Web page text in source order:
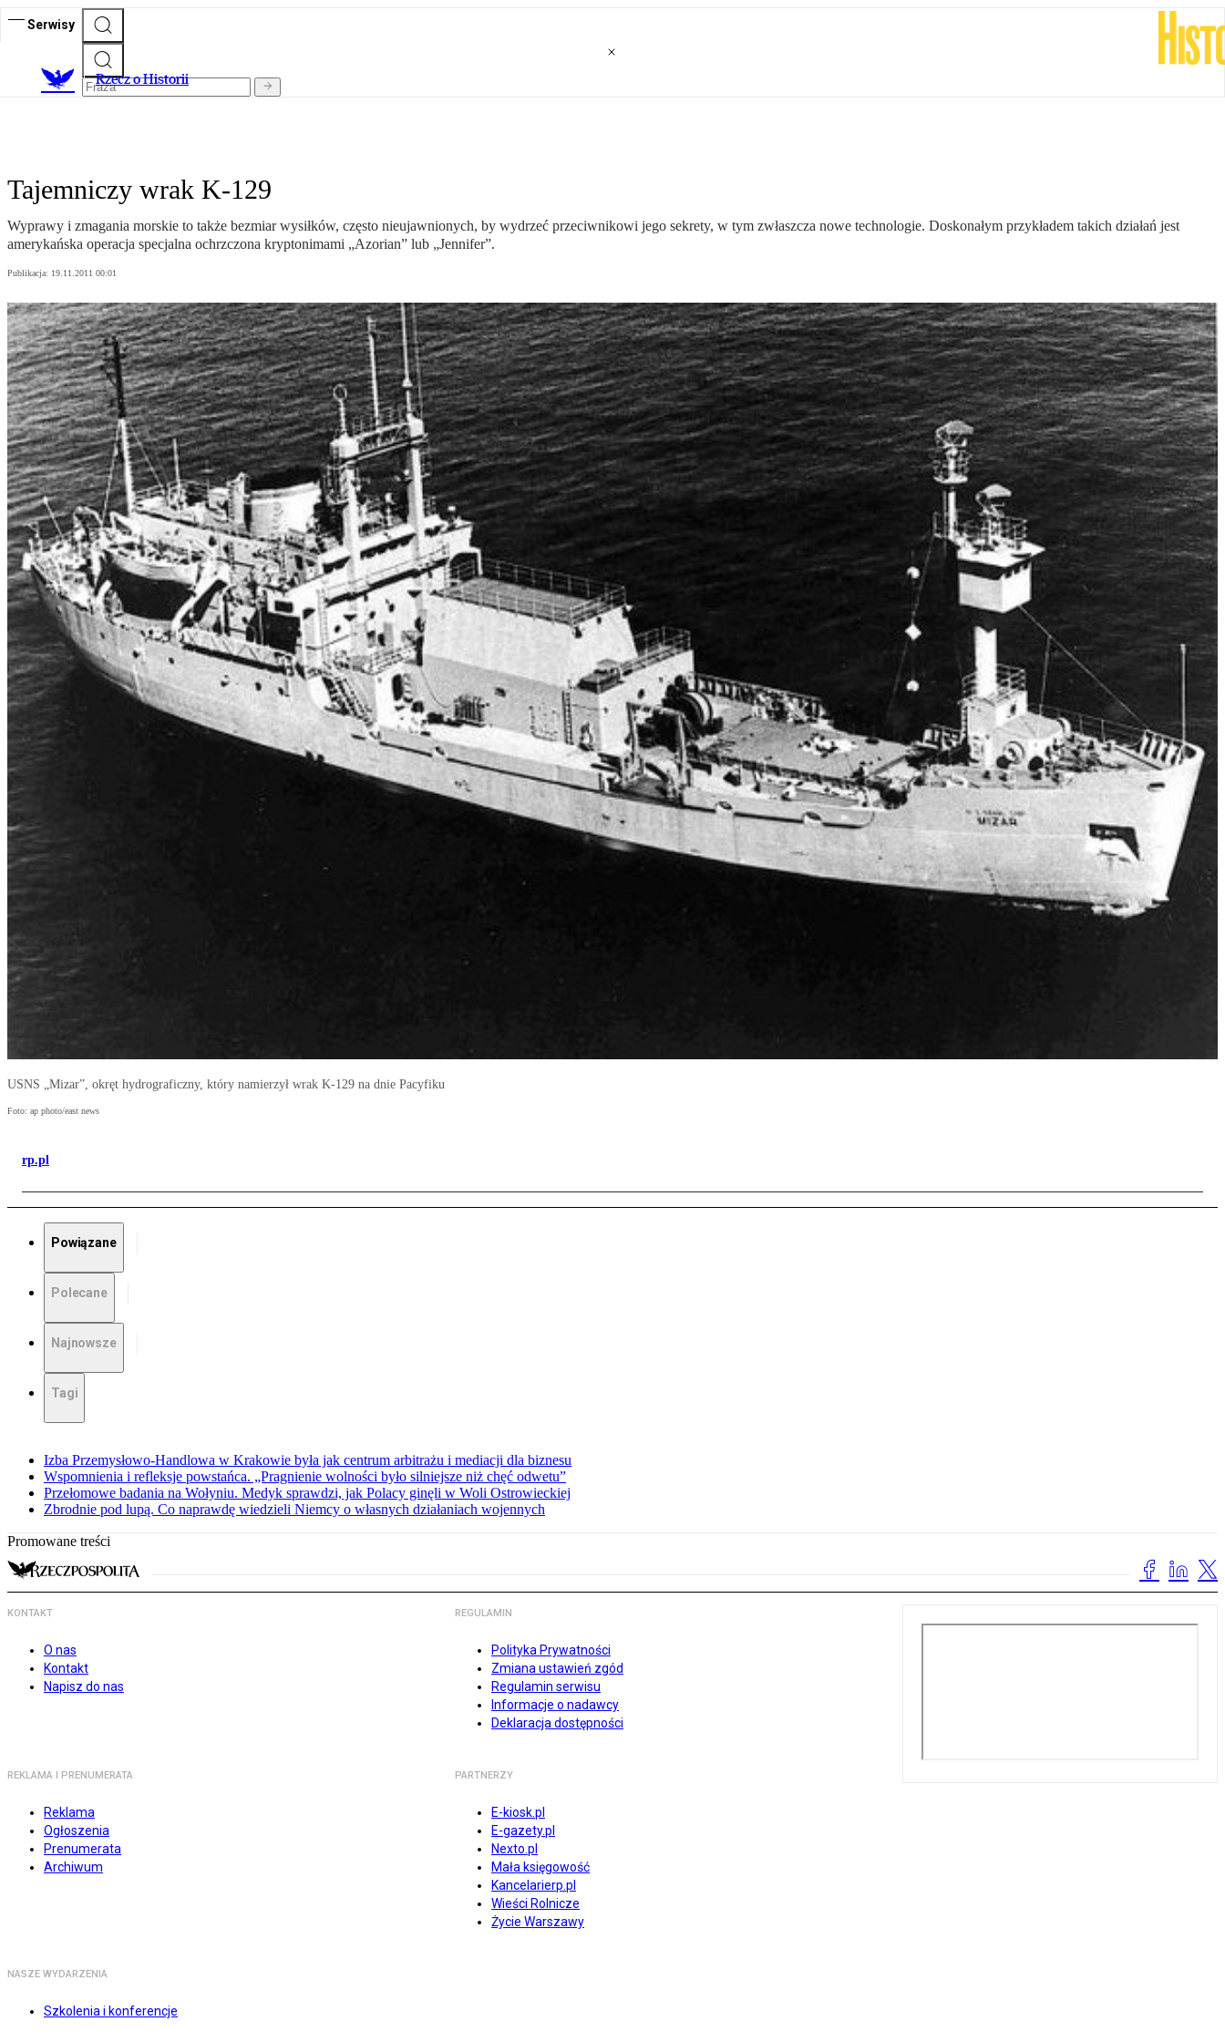
Serwisy
Rzecz o Historii
Tajemniczy wrak K-129
Wyprawy i zmagania morskie to także bezmiar wysiłków, często nieujawnionych, by wydrzeć przeciwnikowi jego sekrety, w tym zwłaszcza nowe technologie. Doskonałym przykładem takich działań jest
amerykańska operacja specjalna ochrzczona kryptonimami „Azorian” lub „Jennifer”.
Publikacja: 19.11.2011 00:01
USNS „Mizar”, okręt hydrograficzny, który namierzył wrak K-129 na dnie Pacyfiku
Foto: ap photo/east news
rp.pl
Powiązane
Polecane
Najnowsze
Tagi
Izba Przemysłowo-Handlowa w Krakowie była jak centrum arbitrażu i mediacji dla biznesu
Wspomnienia i refleksje powstańca. „Pragnienie wolności było silniejsze niż chęć odwetu”
Przełomowe badania na Wołyniu. Medyk sprawdzi, jak Polacy ginęli w Woli Ostrowieckiej
Zbrodnie pod lupą. Co naprawdę wiedzieli Niemcy o własnych działaniach wojennych
Promowane treści
KONTAKT
O nas
Kontakt
Napisz do nas
REGULAMIN
Polityka Prywatności
Zmiana ustawień zgód
Regulamin serwisu
Informacje o nadawcy
Deklaracja dostępności
REKLAMA I PRENUMERATA
Reklama
Ogłoszenia
Prenumerata
Archiwum
PARTNERZY
E-kiosk.pl
E-gazety.pl
Nexto.pl
Mała księgowość
Kancelarierp.pl
Wieści Rolnicze
Życie Warszawy
NASZE WYDARZENIA
Szkolenia i konferencje